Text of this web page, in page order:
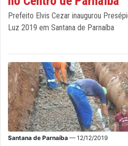
Prefeito Elvis Cezar inaugurou
Luz 2019 em Santana de Parnaíba
Santana de Parnaíba — 12/12/2019